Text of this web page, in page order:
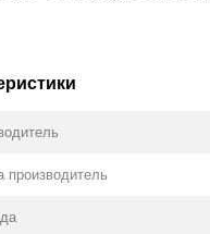
производитель